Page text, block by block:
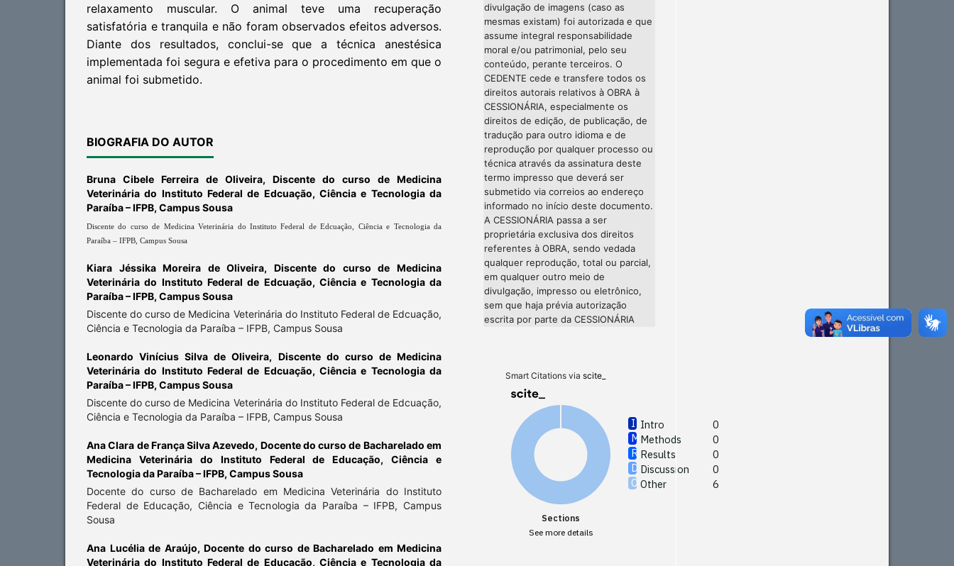
relaxamento muscular. O animal teve uma recuperação
satisfatória e tranquila e não foram observados efeitos adversos.
Diante dos resultados, conclui-se que a técnica anestésica
implementada foi segura e efetiva para o procedimento em que o
animal foi submetido.
BIOGRAFIA DO AUTOR
Bruna Cibele Ferreira de Oliveira, Discente do curso de Medicina
Veterinária do Instituto Federal de Edcuação, Ciência e Tecnologia da
Paraíba – IFPB, Campus Sousa
Discente do curso de Medicina Veterinária do Instituto Federal de Edcuação, Ciência e Tecnologia da
Paraíba – IFPB, Campus Sousa
Kiara Jéssika Moreira de Oliveira, Discente do curso de Medicina
Veterinária do Instituto Federal de Edcuação, Ciência e Tecnologia da
Paraíba – IFPB, Campus Sousa
Discente do curso de Medicina Veterinária do Instituto Federal de Edcuação,
Ciência e Tecnologia da Paraíba – IFPB, Campus Sousa
Leonardo Vinícius Silva de Oliveira, Discente do curso de Medicina
Veterinária do Instituto Federal de Edcuação, Ciência e Tecnologia da
Paraíba – IFPB, Campus Sousa
Discente do curso de Medicina Veterinária do Instituto Federal de Edcuação,
Ciência e Tecnologia da Paraíba – IFPB, Campus Sousa
Ana Clara de França Silva Azevedo, Docente do curso de Bacharelado em
Medicina Veterinária do Instituto Federal de Educação, Ciência e
Tecnologia da Paraíba – IFPB, Campus Sousa
Docente do curso de Bacharelado em Medicina Veterinária do Instituto
Federal de Educação, Ciência e Tecnologia da Paraíba – IFPB, Campus
Sousa
Ana Lucélia de Araújo, Docente do curso de Bacharelado em Medicina
Veterinária do Instituto Federal de Educação, Ciência e Tecnologia da
divulgação de imagens (caso as
mesmas existam) foi autorizada e que
assume integral responsabilidade
moral e/ou patrimonial, pelo seu
conteúdo, perante terceiros. O
CEDENTE cede e transfere todos os
direitos autorais relativos à OBRA à
CESSIONÁRIA, especialmente os
direitos de edição, de publicação, de
tradução para outro idioma e de
reprodução por qualquer processo ou
técnica através da assinatura deste
termo impresso que deverá ser
submetido via correios ao endereço
informado no início deste documento.
A CESSIONÁRIA passa a ser
proprietária exclusiva dos direitos
referentes à OBRA, sendo vedada
qualquer reprodução, total ou parcial,
em qualquer outro meio de
divulgação, impresso ou eletrônico,
sem que haja prévia autorização
escrita por parte da CESSIONÁRIA
Smart Citations via scite_
Intro
0
Methods
0
Results
0
Discussion
0
Other
6
Sections
See more details
0
0